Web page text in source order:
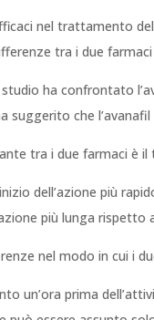
nel trattamento
tra i due
ha confrontato
suggerito che
tra i due farmaci è il
dell’azione più
più lunga
nel modo in cui i
un’ora prima